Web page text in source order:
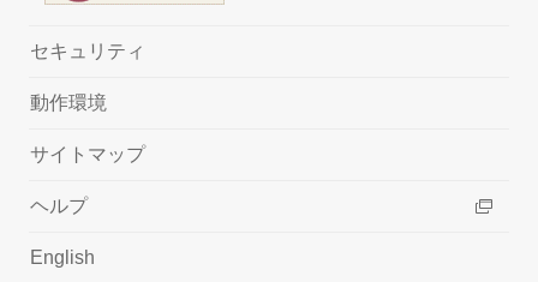
セキュリティ
動作環境
サイトマップ
ヘルプ
English